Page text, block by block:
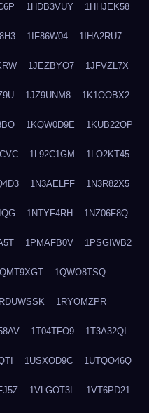
1HDB3VUY 1HHJEK58
1IF86W04 1IHA2RU7
1JEZBYO7 1JFVZL7X
1JZ9UNM8 1K1OOBX2
1KQW0D9E 1KUB22OP
1L92C1GM 1LO2KT45
1N3AELFF 1N3R82X5
1NTYF4RH 1NZ06F8Q
1PMAFB0V 1PSGIWB2
1QWO8TSQ
1RYOMZPR
1T04TFO9 1T3A32QI
1USXOD9C 1UTQO46Q
1VLGOT3L 1VT6PD21